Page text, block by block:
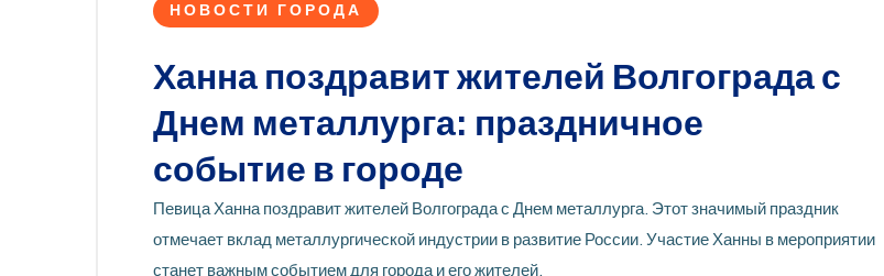
НОВОСТИ ГОРОДА
Ханна поздравит жителей Волгограда с
Днем металлурга: праздничное
событие в городе
Певица Ханна поздравит жителей Волгограда с Днем металлурга. Этот значимый праздник
отмечает вклад металлургической индустрии в развитие России. Участие Ханны в мероприятии
станет важным событием для города и его жителей.